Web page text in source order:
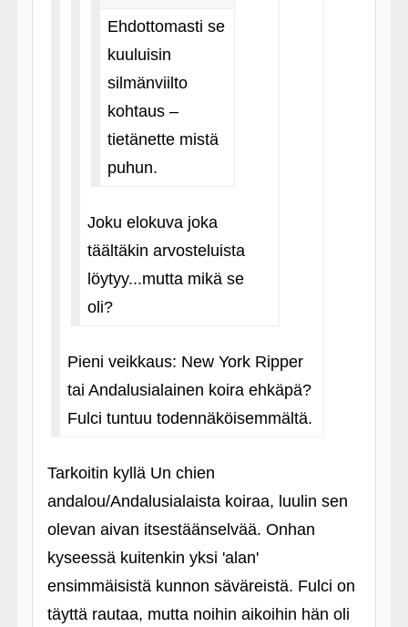
Ehdottomasti se
kuuluisin
silmänviilto
kohtaus –
tietänette mistä
puhun.
Joku elokuva joka
täältäkin arvosteluista
löytyy...mutta mikä se
oli?
Pieni veikkaus: New York Ripper
tai Andalusialainen koira ehkäpä?
Fulci tuntuu todennäköisemmältä.
Tarkoitin kyllä Un chien
andalou/Andalusialaista koiraa, luulin sen
olevan aivan itsestäänselvää. Onhan
kyseessä kuitenkin yksi 'alan'
ensimmäisistä kunnon säväreistä. Fulci on
täyttä rautaa, mutta noihin aikoihin hän oli